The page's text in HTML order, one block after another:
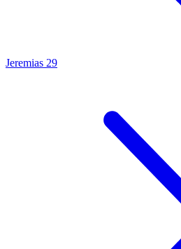
Jeremias 29